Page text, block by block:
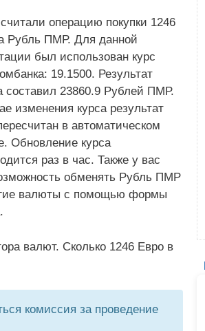
операцию покупки 1246
Рубль ПМР. Для данной
был использован курс
19.1500. Результат
составил 23860.9 Рублей ПМР.
изменения курса результат
в автоматическом
Обновление курса
раз в час. Также у вас
обменять Рубль ПМР
валюты с помощью формы
валют. Сколько 1246 Евро в
комиссия за проведение